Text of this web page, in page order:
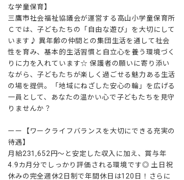
な学童保育】
三鷹市社会福祉協議会が運営する高山小学童保育所
Ｃでは、子どもたちの「自由な遊び」を大切にして
います♪ 異年齢の仲間との集団生活を通して社会
性を育み、基本的生活習慣と自立心を養う環境づく
りに力を入れています☆ 保護者の願いに寄り添い
ながら、子どもたちが楽しく過ごせる魅力ある生活
の場を提供。「地域にねざした安心の輪」を広げる
一員として、あなたの温かい心で子どもたちを見守
りませんか？
ーー【ワークライフバランスを大切にできる充実の
待遇】
月給231,652円～と安定した収入に加え、賞与年
4.9カ月分でしっかり評価される環境です◎ 土日祝
休みの完全週休2日制で年間休日は120日！さらに